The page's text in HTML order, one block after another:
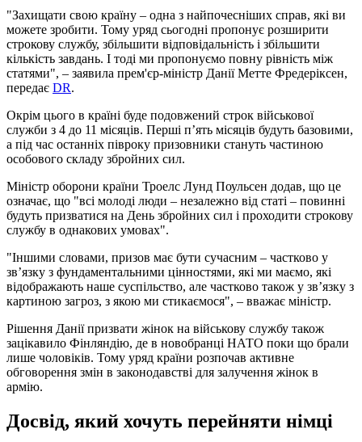
"Захищати свою країну – одна з найпочесніших справ, які ви
можете зробити. Тому уряд сьогодні пропонує розширити
строкову службу, збільшити відповідальність і збільшити
кількість завдань. І тоді ми пропонуємо повну рівність між
статями", – заявила прем'єр-міністр Данії Метте Фредеріксен,
передає DR.
Окрім цього в країні буде подовжений строк військової
служби з 4 до 11 місяців. Перші п’ять місяців будуть базовими,
а під час останніх півроку призовники стануть частиною
особового складу збройних сил.
Міністр оборони країни Троелс Лунд Поульсен додав, що це
означає, що "всі молоді люди – незалежно від статі – повинні
будуть призватися на День збройних сил і проходити строкову
службу в однакових умовах".
"Іншими словами, призов має бути сучасним – частково у
зв’язку з фундаментальними цінностями, які ми маємо, які
відображають наше суспільство, але частково також у зв’язку з
картиною загроз, з якою ми стикаємося", – вважає міністр.
Рішення Данії призвати жінок на військову службу також
зацікавило Фінляндію, де в новобранці НАТО поки що брали
лише чоловіків. Тому уряд країни розпочав активне
обговорення змін в законодавстві для залучення жінок в
армію.
Досвід, який хочуть перейняти німці